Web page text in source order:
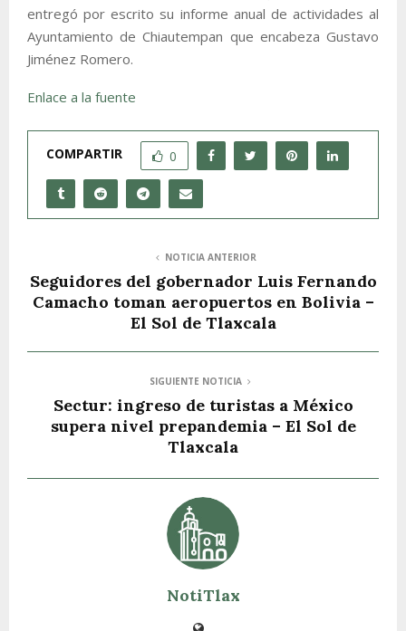
entregó por escrito su informe anual de actividades al
Ayuntamiento de Chiautempan que encabeza Gustavo
Jiménez Romero.
Enlace a la fuente
COMPARTIR 0
NOTICIA ANTERIOR
Seguidores del gobernador Luis Fernando
Camacho toman aeropuertos en Bolivia –
El Sol de Tlaxcala
SIGUIENTE NOTICIA
Sectur: ingreso de turistas a México
supera nivel prepandemia – El Sol de
Tlaxcala
NotiTlax